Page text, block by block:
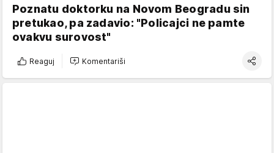
Poznatu doktorku na Novom Beogradu sin
pretukao, pa zadavio: "Policajci ne pamte
ovakvu surovost"
Reaguj Komentariši